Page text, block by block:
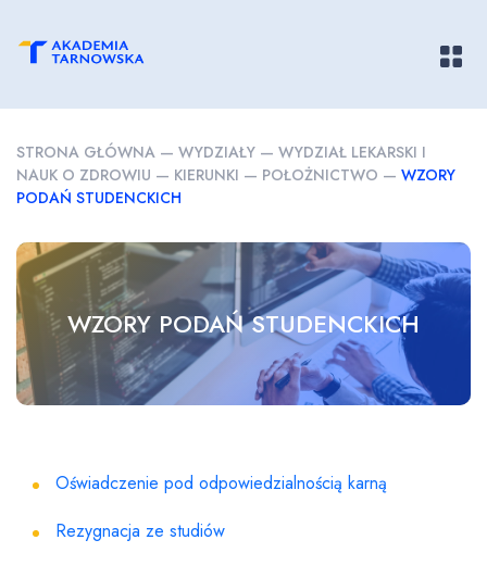
STRONA GŁÓWNA — WYDZIAŁY — WYDZIAŁ LEKARSKI I
NAUK O ZDROWIU — KIERUNKI — POŁOŻNICTWO — WZORY
PODAŃ STUDENCKICH
WZORY PODAŃ STUDENCKICH
Oświadczenie pod odpowiedzialnością karną
Rezygnacja ze studiów